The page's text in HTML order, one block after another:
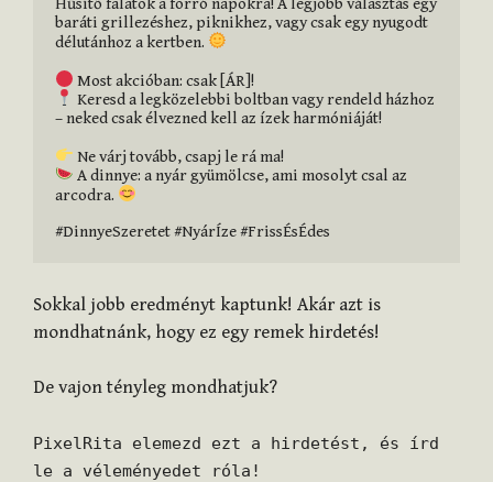
Hűsítő falatok a forró napokra! A legjobb választás egy
baráti grillezéshez, piknikhez, vagy csak egy nyugodt
délutánhoz a kertben.
Keresd a legközelebbi boltban vagy rendeld házhoz
– neked csak élvezned kell az ízek harmóniáját!
A dinnye: a nyár gyümölcse, ami mosolyt csal az
arcodra.
#DinnyeSzeretet #NyárÍze #FrissÉsÉdes
Sokkal jobb eredményt kaptunk! Akár azt is
mondhatnánk, hogy ez egy remek hirdetés!
De vajon tényleg mondhatjuk?
PixelRita elemezd ezt a hirdetést, és írd
le a véleményedet róla!